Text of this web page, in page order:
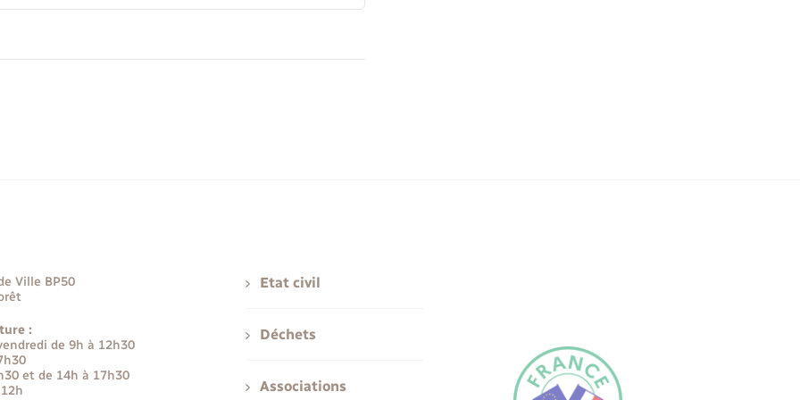
Ville BP50
:
de 9h à 12h30
et de 14h à 17h30
Etat civil
Déchets
Associations